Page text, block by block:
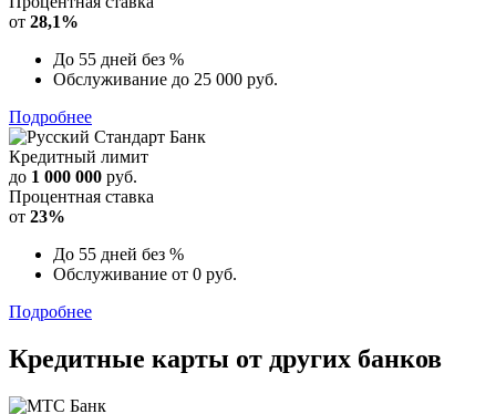
от 28,1%
До 55 дней без %
Обслуживание до 25 000 руб.
Подробнее
Кредитный лимит
до 1 000 000 руб.
Процентная ставка
от 23%
До 55 дней без %
Обслуживание от 0 руб.
Подробнее
Кредитные карты от других банков